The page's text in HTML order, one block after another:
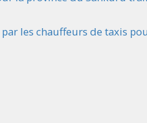
les chauffeurs de taxis